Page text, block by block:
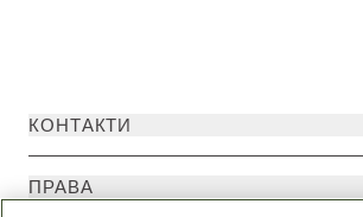
КОНТАКТИ
ПРАBA